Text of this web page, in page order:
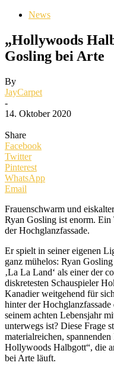
News
„Hollywoods
Gosling bei Arte
By
JayCarpet
-
14. Oktober 2020
Share
Facebook
Twitter
Pinterest
WhatsApp
Email
Frauenschwarm und
Ryan Gosling ist enorm.
der Hochglanzfassade.
Er spielt in seiner eigenen
ganz mühelos: Ryan
‚La La Land‘ als einer der
diskretesten Schauspieler
Kanadier weitgehend für
hinter der
seinem achten Lebensjahr
unterwegs ist? Diese Frage
materialreichen,
Hollywoods Halbgott“, die
bei Arte läuft.